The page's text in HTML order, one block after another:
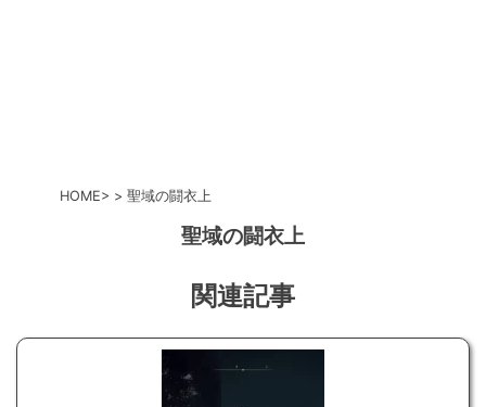
HOME 聖域の闘衣上
聖域の闘衣上
関連記事